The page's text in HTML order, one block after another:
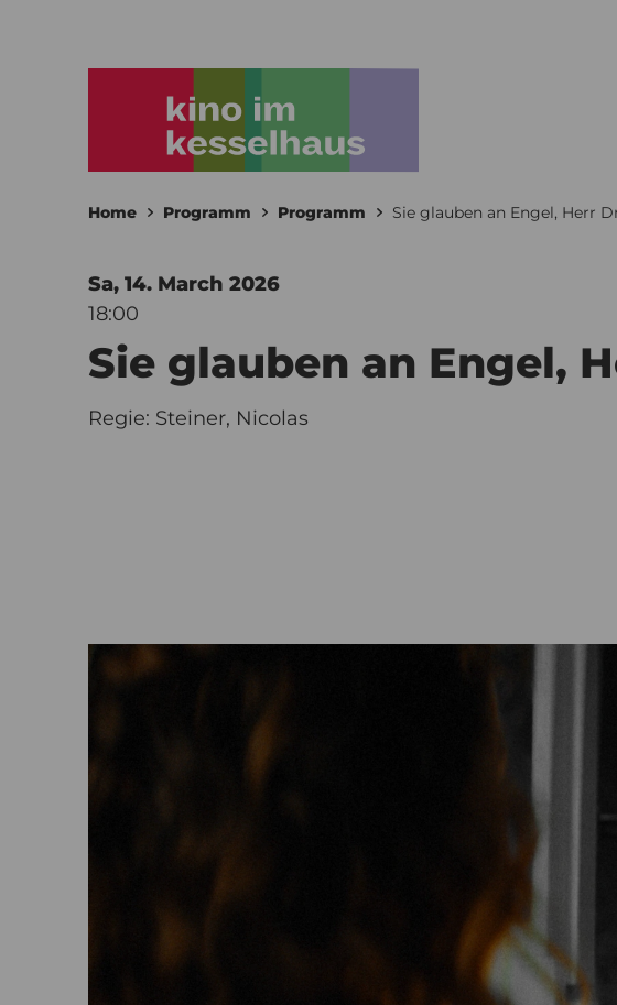
Home Programm Programm Sie glauben an Engel, Herr
Sa, 14. March 2026
18:00
Sie glauben an Engel,
Regie: Steiner, Nicolas